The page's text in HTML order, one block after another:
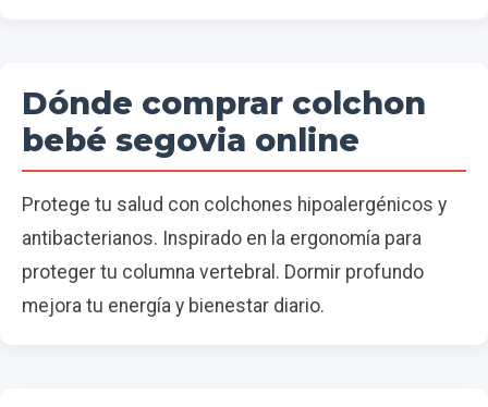
Dónde comprar colchon
bebé segovia online
Protege tu salud con colchones hipoalergénicos y
antibacterianos. Inspirado en la ergonomía para
proteger tu columna vertebral. Dormir profundo
mejora tu energía y bienestar diario.